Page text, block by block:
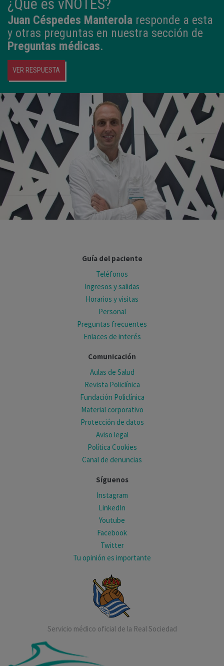
¿Qué es vNOTES?
Juan Céspedes Manterola responde a esta
y otras preguntas en nuestra sección de
Preguntas médicas.
VER RESPUESTA
Guía del paciente
Teléfonos
Ingresos y salidas
Horarios y visitas
Personal
Preguntas frecuentes
Enlaces de interés
Comunicación
Aulas de Salud
Revista Policlínica
Fundación Policlínica
Material corporativo
Protección de datos
Aviso legal
Política Cookies
Canal de denuncias
Síguenos
Instagram
LinkedIn
Youtube
Facebook
Twitter
Tu opinión es importante
Servicio médico oficial de la Real Sociedad